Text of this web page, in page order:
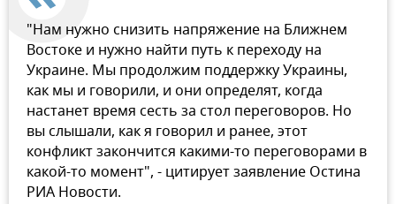
"Нам нужно снизить напряжение на Ближнем
Востоке и нужно найти путь к переходу на
Украине. Мы продолжим поддержку Украины,
как мы и говорили, и они определят, когда
настанет время сесть за стол переговоров. Но
вы слышали, как я говорил и ранее, этот
конфликт закончится какими-то переговорами в
какой-то момент", - цитирует заявление Остина
РИА Новости.